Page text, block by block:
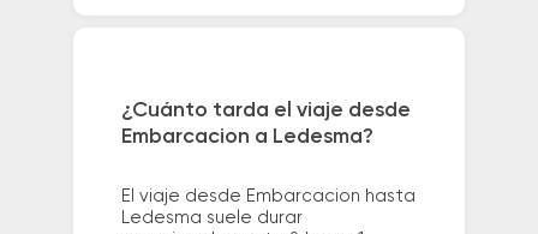
¿Cuánto tarda el viaje desde
Embarcacion a Ledesma?
El viaje desde Embarcacion hasta
Ledesma suele durar